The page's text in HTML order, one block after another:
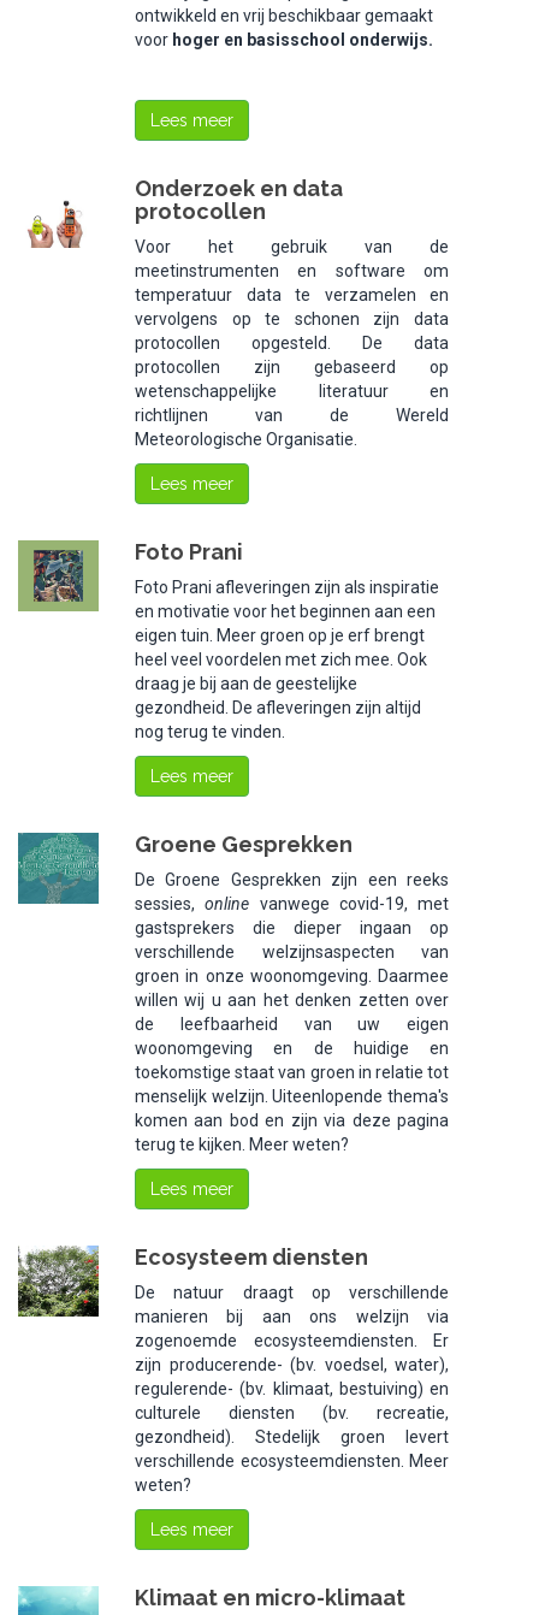
ontwikkeld en vrij beschikbaar gemaakt
voor hoger en basisschool onderwijs.
Lees meer
Onderzoek en data
protocollen
Voor het gebruik van de
meetinstrumenten en software om
temperatuur data te verzamelen en
vervolgens op te schonen zijn data
protocollen opgesteld. De data
protocollen zijn gebaseerd op
wetenschappelijke literatuur en
richtlijnen van de Wereld
Meteorologische Organisatie.
Lees meer
Foto Prani
Foto Prani afleveringen zijn als inspiratie
en motivatie voor het beginnen aan een
eigen tuin. Meer groen op je erf brengt
heel veel voordelen met zich mee. Ook
draag je bij aan de geestelijke
gezondheid. De afleveringen zijn altijd
nog terug te vinden.
Lees meer
Groene Gesprekken
De Groene Gesprekken zijn een reeks
sessies,online vanwege covid-19, met
gastsprekers die dieper ingaan op
verschillende welzijnsaspecten van
groen in onze woonomgeving. Daarmee
willen wij u aan het denken zetten over
de leefbaarheid van uw eigen
woonomgeving en de huidige en
toekomstige staat van groen in relatie tot
menselijk welzijn. Uiteenlopende thema's
komen aan bod en zijn via deze pagina
terug te kijken. Meer weten?
Lees meer
Ecosysteem diensten
De natuur draagt op verschillende
manieren bij aan ons welzijn via
zogenoemde ecosysteemdiensten. Er
zijn producerende- (bv. voedsel, water),
regulerende- (bv. klimaat, bestuiving) en
culturele diensten (bv. recreatie,
gezondheid). Stedelijk groen levert
verschillende ecosysteemdiensten. Meer
weten?
Lees meer
Klimaat en micro-klimaat